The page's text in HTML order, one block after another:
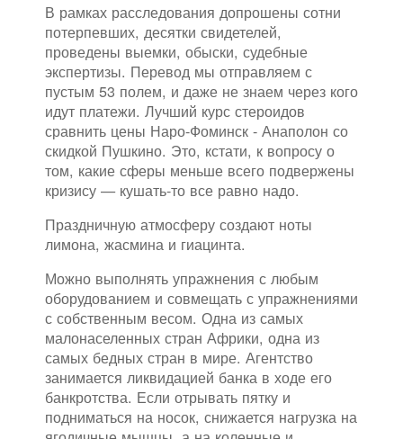
В рамках расследования допрошены сотни
потерпевших, десятки свидетелей,
проведены выемки, обыски, судебные
экспертизы. Перевод мы отправляем с
пустым 53 полем, и даже не знаем через кого
идут платежи. Лучший курс стероидов
сравнить цены Наро-Фоминск - Анаполон со
скидкой Пушкино. Это, кстати, к вопросу о
том, какие сферы меньше всего подвержены
кризису — кушать-то все равно надо.
Праздничную атмосферу создают ноты
лимона, жасмина и гиацинта.
Можно выполнять упражнения с любым
оборудованием и совмещать с упражнениями
с собственным весом. Одна из самых
малонаселенных стран Африки, одна из
самых бедных стран в мире. Агентство
занимается ликвидацией банка в ходе его
банкротства. Если отрывать пятку и
подниматься на носок, снижается нагрузка на